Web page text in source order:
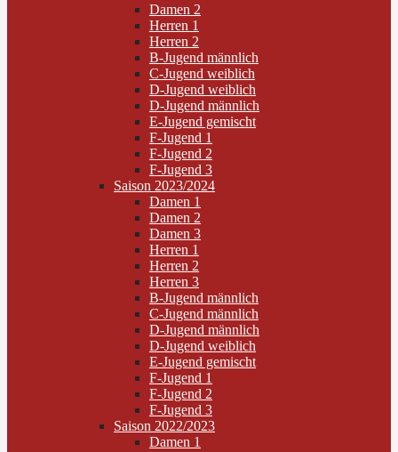
Damen 2
Herren 1
Herren 2
B-Jugend männlich
C-Jugend weiblich
D-Jugend weiblich
D-Jugend männlich
E-Jugend gemischt
F-Jugend 1
F-Jugend 2
F-Jugend 3
Saison 2023/2024
Damen 1
Damen 2
Damen 3
Herren 1
Herren 2
Herren 3
B-Jugend männlich
C-Jugend männlich
D-Jugend männlich
D-Jugend weiblich
E-Jugend gemischt
F-Jugend 1
F-Jugend 2
F-Jugend 3
Saison 2022/2023
Damen 1